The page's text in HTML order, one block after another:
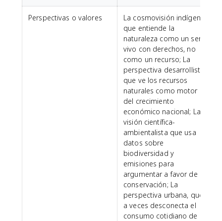
Perspectivas o valores
La cosmovisión indígena
que entiende la
naturaleza como un ser
vivo con derechos, no
como un recurso; La
perspectiva desarrollista
que ve los recursos
naturales como motor
del crecimiento
económico nacional; La
visión científica-
ambientalista que usa
datos sobre
biodiversidad y
emisiones para
argumentar a favor de la
conservación; La
perspectiva urbana, que
a veces desconecta el
consumo cotidiano de